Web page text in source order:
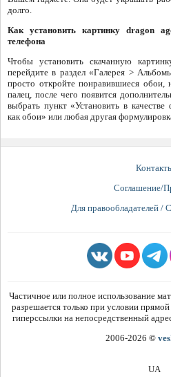
долго.
Как установить картинку dragon
телефона
Чтобы установить скачанную
перейдите в раздел «Галерея >
просто откройте понравившиеся обои,
палец, после чего появится
выбрать пункт «Установить в качестве
как обои» или любая другая
Соглашение/
Для правообладателей /
Частичное или полное использование
разрешается только при условии
гиперссылки на непосредственный
2006-2026 ©
UA